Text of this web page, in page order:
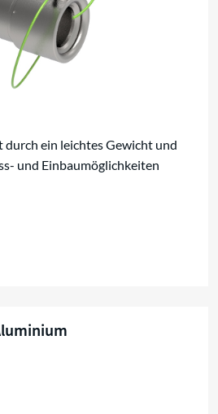
durch ein leichtes Gewicht und
und Einbaumöglichkeiten